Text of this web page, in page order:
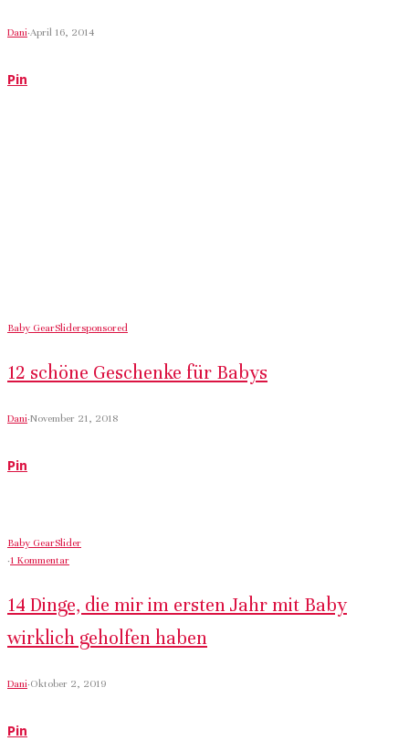
Dani·April 16, 2014
Pin
Baby GearSlidersponsored
12 schöne Geschenke für Babys
Dani·November 21, 2018
Pin
Baby GearSlider
·1 Kommentar
14 Dinge, die mir im ersten Jahr mit Baby
wirklich geholfen haben
Dani·Oktober 2, 2019
Pin